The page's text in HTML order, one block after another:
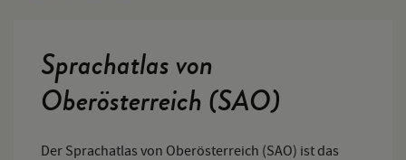
Sprachatlas von
Oberösterreich (SAO)
Der Sprachatlas von Oberösterreich (SAO) ist das